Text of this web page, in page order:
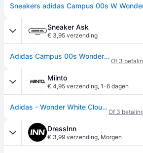
Sneaker Ask
€ 3,95 verzending
Adidas Campus 00s Wonder White - Black
Of 3
Miinto
€ 4,95 verzending, 1-6 dagen
Adidas - Wonder White Cloud White Sneakers - Dames - Sport - Beige - Maat: 38 EU
Of 3
DressInn
€ 3,99 verzending, Morgen